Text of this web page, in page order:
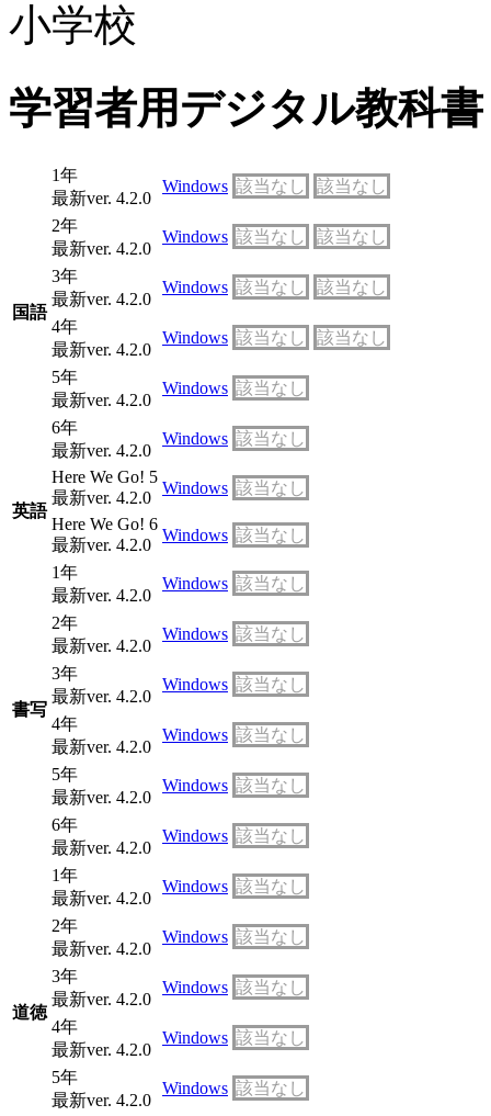
小学校
学習者用デジタル教科書
国語
1年
最新ver. 4.2.0
Windows 該当なし 該当なし
2年
最新ver. 4.2.0
Windows 該当なし 該当なし
3年
最新ver. 4.2.0
Windows 該当なし 該当なし
4年
最新ver. 4.2.0
Windows 該当なし 該当なし
5年
最新ver. 4.2.0
Windows 該当なし
6年
最新ver. 4.2.0
Windows 該当なし
英語
Here We Go! 5
最新ver. 4.2.0
Windows 該当なし
Here We Go! 6
最新ver. 4.2.0
Windows 該当なし
書写
1年
最新ver. 4.2.0
Windows 該当なし
2年
最新ver. 4.2.0
Windows 該当なし
3年
最新ver. 4.2.0
Windows 該当なし
4年
最新ver. 4.2.0
Windows 該当なし
5年
最新ver. 4.2.0
Windows 該当なし
6年
最新ver. 4.2.0
Windows 該当なし
道徳
1年
最新ver. 4.2.0
Windows 該当なし
2年
最新ver. 4.2.0
Windows 該当なし
3年
最新ver. 4.2.0
Windows 該当なし
4年
最新ver. 4.2.0
Windows 該当なし
5年
最新ver. 4.2.0
Windows 該当なし